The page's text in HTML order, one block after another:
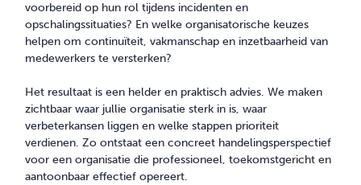
voorbereid op hun rol tijdens incidenten en
opschalingssituaties? En welke organisatorische keuzes
helpen om continuïteit, vakmanschap en inzetbaarheid van
medewerkers te versterken?
Het resultaat is een helder en praktisch advies. We maken
zichtbaar waar jullie organisatie sterk in is, waar
verbeterkansen liggen en welke stappen prioriteit
verdienen. Zo ontstaat een concreet handelingsperspectief
voor een organisatie die professioneel, toekomstgericht en
aantoonbaar effectief opereert.